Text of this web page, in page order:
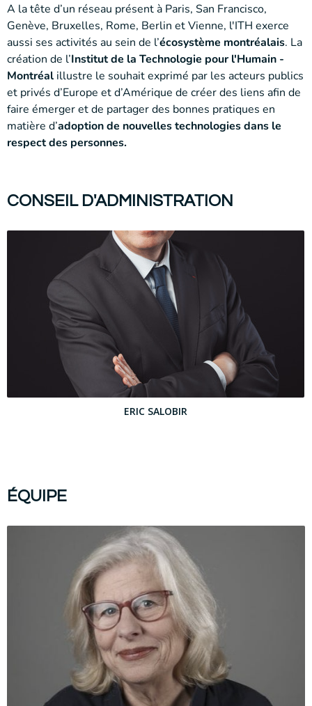
A la tête d’un réseau présent à Paris, San Francisco,
Genève, Bruxelles, Rome, Berlin et Vienne, l'ITH exerce
aussi ses activités au sein de l’écosystème montréalais. La
création de l’Institut de la Technologie pour l'Humain -
Montréal illustre le souhait exprimé par les acteurs publics
et privés d’Europe et d’Amérique de créer des liens afin de
faire émerger et de partager des bonnes pratiques en
matière d’adoption de nouvelles technologies dans le
respect des personnes.
CONSEIL D'ADMINISTRATION
ERIC SALOBIR
ÉQUIPE